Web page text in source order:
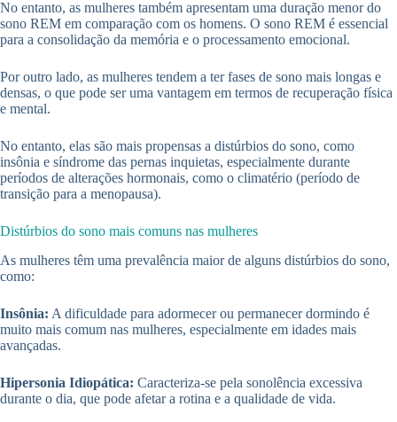
No entanto, as mulheres também apresentam uma duração menor do
sono REM em comparação com os homens. O sono REM é essencial
para a consolidação da memória e o processamento emocional.
Por outro lado, as mulheres tendem a ter fases de sono mais longas e
densas, o que pode ser uma vantagem em termos de recuperação física
e mental.
No entanto, elas são mais propensas a distúrbios do sono, como
insônia e síndrome das pernas inquietas, especialmente durante
períodos de alterações hormonais, como o climatério (período de
transição para a menopausa).
Distúrbios do sono mais comuns nas mulheres
As mulheres têm uma prevalência maior de alguns distúrbios do sono,
como:
Insônia: A dificuldade para adormecer ou permanecer dormindo é
muito mais comum nas mulheres, especialmente em idades mais
avançadas.
Hipersonia Idiopática: Caracteriza-se pela sonolência excessiva
durante o dia, que pode afetar a rotina e a qualidade de vida.